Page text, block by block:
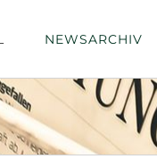
NEWSARCHIV